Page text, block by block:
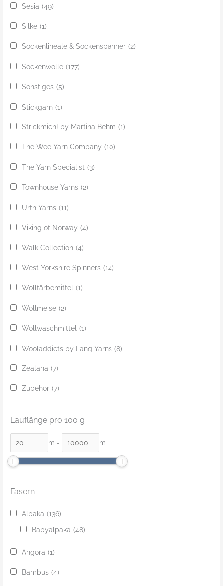
Sesia (49)
Silke (1)
Sockenlineale & Sockenspanner (2)
Sockenwolle (177)
Sonstiges (5)
Stickgarn (1)
Strickmich! by Martina Behm (1)
The Wee Yarn Company (10)
The Yarn Specialist (3)
Townhouse Yarns (2)
Urth Yarns (11)
Viking of Norway (4)
Walk Collection (4)
West Yorkshire Spinners (14)
Wollfärbemittel (1)
Wollmeise (2)
Wollwaschmittel (1)
Wooladdicts by Lang Yarns (8)
Zealana (7)
Zubehör (7)
Lauflänge pro 100 g
m - m
Fasern
Alpaka (136)
Babyalpaka (48)
Angora (1)
Bambus (4)